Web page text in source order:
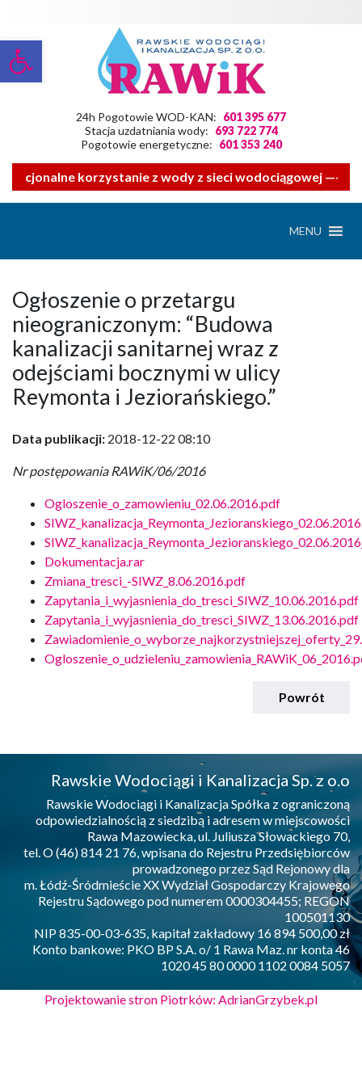
Otwórz pasek narzędzi
24h Pogotowie WOD-KAN: 601 395 677
Stacja uzdatniania wody: 693 722 774
Pogotowie energetyczne: 601 353 240
korzystanie z wody z sieci wodociągowej ——-
MENU
Ogłoszenie o przetargu
nieograniczonym: “Budowa
kanalizacji sanitarnej wraz z
odejściami bocznymi w ulicy
Reymonta i Jeziorańskiego.”
Data publikacji: 2018-12-22 08:10
Nr postępowania RAWiK/06/2016
Ogloszenie_o_zamowieniu_02.06.2016.pdf
Dokumentacja.rar
Zmiana_tresci_-SIWZ_8.06.2016.pdf
Zapytania_i_wyjasnienia_do_tresci_SIWZ_10.06.2016.pdf
Zapytania_i_wyjasnienia_do_tresci_SIWZ_13.06.2016.pdf
Powrót
Rawskie Wodociągi i Kanalizacja Sp. z o.o
Rawskie Wodociągi i Kanalizacja Spółka z ograniczoną
odpowiedzialnością z siedzibą i adresem w miejscowości
Rawa Mazowiecka, ul. Juliusza Słowackiego 70,
tel. O (46) 814 21 76, wpisana do Rejestru Przedsiębiorców
prowadzonego przez Sąd Rejonowy dla
m. Łódź-Śródmieście XX Wydział Gospodarczy Krajowego
Rejestru Sądowego pod numerem 0000304455; REGON
100501130
NIP 835-00-03-635, kapitał zakładowy 16 894 500,00 zł
Konto bankowe: PKO BP S.A. o/ 1 Rawa Maz. nr konta 46
1020 45 80 0000 1102 0084 5057
Projektowanie stron Piotrków: AdrianGrzybek.pl